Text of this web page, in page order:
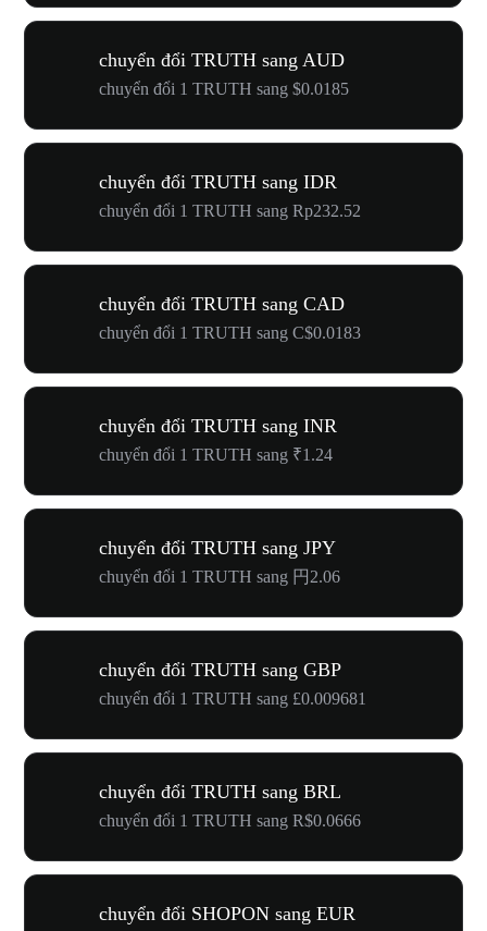
chuyển đổi TRUTH sang AUD
chuyển đổi 1 TRUTH sang $0.0185
chuyển đổi TRUTH sang IDR
chuyển đổi 1 TRUTH sang Rp232.52
chuyển đổi TRUTH sang CAD
chuyển đổi 1 TRUTH sang C$0.0183
chuyển đổi TRUTH sang INR
chuyển đổi 1 TRUTH sang ₹1.24
chuyển đổi TRUTH sang JPY
chuyển đổi 1 TRUTH sang 円2.06
chuyển đổi TRUTH sang GBP
chuyển đổi 1 TRUTH sang £0.009681
chuyển đổi TRUTH sang BRL
chuyển đổi 1 TRUTH sang R$0.0666
chuyển đổi SHOPON sang EUR